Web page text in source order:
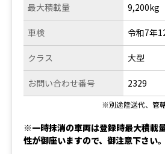
最大積載量
車検
クラス
お問い合わせ番号
9,200kg
令和7年
大型
2329
※別途陸送代、管
※一時抹消の車両は登録時最大積載
性が御座いますので、御注意下さい